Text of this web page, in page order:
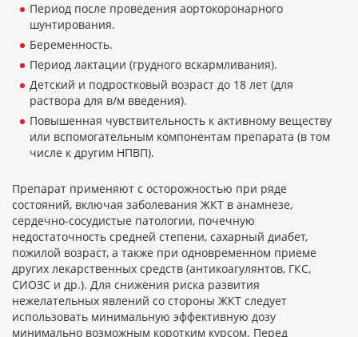
Период после проведения аортокоронарного
шунтирования.
Беременность.
Период лактации (грудного вскармливания).
Детский и подростковый возраст до 18 лет (для
раствора для в/м введения).
Повышенная чувствительность к активному веществу
или вспомогательным компонентам препарата (в том
числе к другим НПВП).
Препарат применяют с осторожностью при ряде
состояний, включая заболевания ЖКТ в анамнезе,
сердечно-сосудистые патологии, почечную
недостаточность средней степени, сахарный диабет,
пожилой возраст, а также при одновременном приеме
других лекарственных средств (антикоагулянтов, ГКС,
СИОЗС и др.). Для снижения риска развития
нежелательных явлений со стороны ЖКТ следует
использовать минимальную эффективную дозу
минимально возможным коротким курсом. Перед